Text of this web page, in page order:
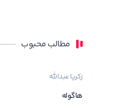
مطالب محبوب
زکریا عبدالله
هاگوله